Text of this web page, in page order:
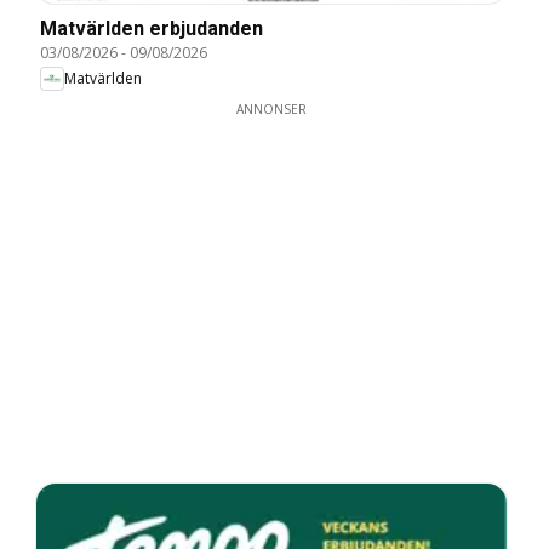
Matvärlden erbjudanden
03/08/2026- 09/08/2026
Matvärlden
ANNONSER